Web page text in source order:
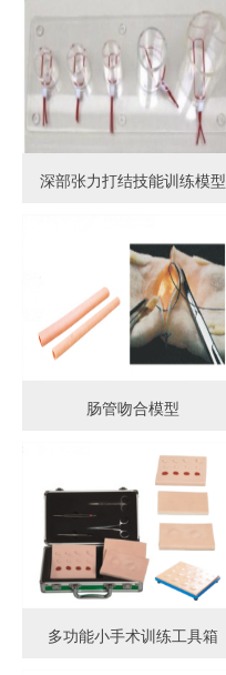
深部张力打结技能训练模型
肠管吻合模型
多功能小手术训练工具箱